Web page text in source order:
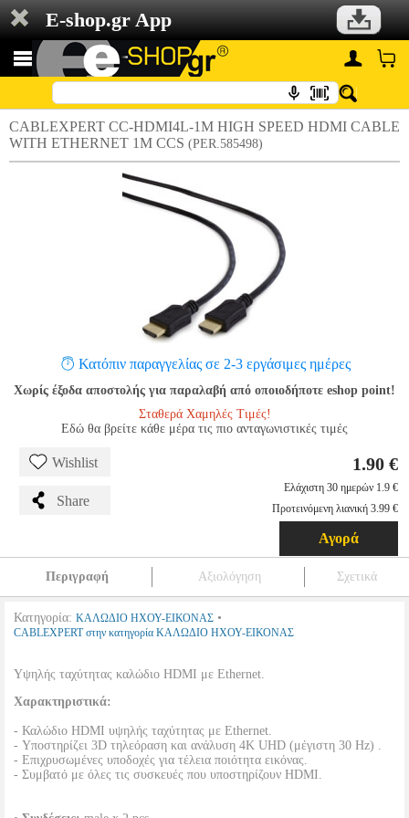
E-shop.gr App
CABLEXPERT CC-HDMI4L-1M HIGH SPEED HDMI CABLE
WITH ETHERNET 1M CCS (PER.585498)
Κατόπιν παραγγελίας σε 2-3 εργάσιμες ημέρες
Χωρίς έξοδα αποστολής για παραλαβή από οποιοδήποτε eshop point!
Σταθερά Χαμηλές Τιμές!
Εδώ θα βρείτε κάθε μέρα τις πιο ανταγωνιστικές τιμές
Wishlist
Share
1.90 €
Ελάχιστη 30 ημερών 1.9 €
Προτεινόμενη λιανική 3.99 €
Αγορά
Περιγραφή Αξιολόγηση Σχετικά
Κατηγορία: ΚΑΛΩΔΙΟ ΗΧΟΥ-ΕΙΚΟΝΑΣ •
CABLEXPERT στην κατηγορία ΚΑΛΩΔΙΟ ΗΧΟΥ-ΕΙΚΟΝΑΣ
Υψηλής ταχύτητας καλώδιο HDMI με Ethernet.
Χαρακτηριστικά:
- Καλώδιο HDMI υψηλής ταχύτητας με Ethernet.
- Υποστηρίζει 3D τηλεόραση και ανάλυση 4K UHD (μέγιστη 30 Hz) .
- Επιχρυσωμένες υποδοχές για τέλεια ποιότητα εικόνας.
- Συμβατό με όλες τις συσκευές που υποστηρίζουν HDMI.